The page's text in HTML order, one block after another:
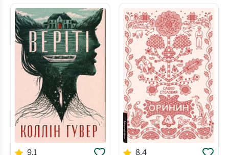
9.1 8.4